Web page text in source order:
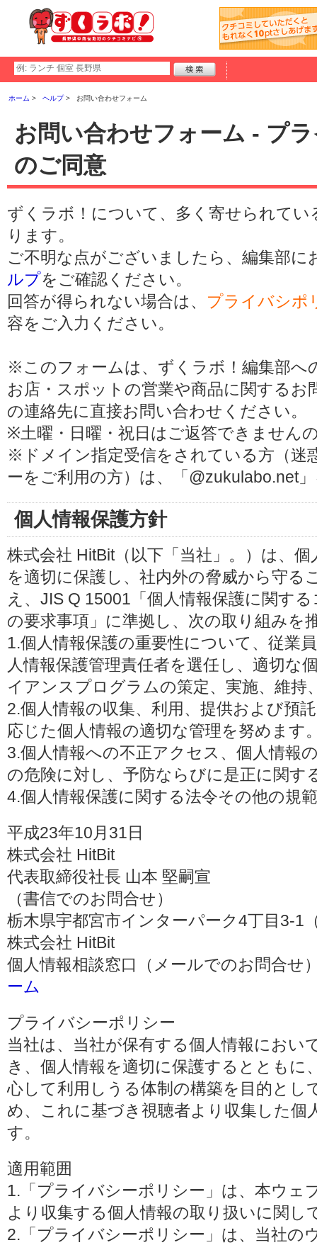
ホーム ヘルプ お問い合わせフォーム
お問い合わせフォーム - プ
のご同意
ずくラボ！について、多く寄せられてい
ります。
ご不明な点がございましたら、編集部
ルプをご確認ください。
回答が得られない場合は、 プライバシポ
容をご入力ください。
※このフォームは、ずくラボ！編集部へ
お店・スポットの営業や商品に関する
の連絡先に直接お問い合わせください。
※土曜・日曜・祝日はご返答できません
※ドメイン指定受信をされている方（迷
ーをご利用の方）は、「@zukulabo.net
個人情報保護方針
株式会社 HitBit（以下「当社」。）は、
を適切に保護し、社内外の脅威から守る
え、JIS Q 15001「個人情報保護に関す
の要求事項」に準拠し、次の取り組みを
1.個人情報保護の重要性について、従業
人情報保護管理責任者を選任し、適切な
イアンスプログラムの策定、実施、維持
2.個人情報の収集、利用、提供および預
応じた個人情報の適切な管理を努めます
3.個人情報への不正アクセス、個人情報
の危険に対し、予防ならびに是正に関す
4.個人情報保護に関する法令その他の規
平成23年10月31日
株式会社 HitBit
代表取締役社長 山本 堅嗣宣
（書信でのお問合せ）
栃木県宇都宮市インターパーク4丁目3-1
株式会社 HitBit
個人情報相談窓口（メールでのお問合せ
ーム
プライバシーポリシー
当社は、当社が保有する個人情報におい
き、個人情報を適切に保護するとともに
心して利用しうる体制の構築を目的とし
め、これに基づき視聴者より収集した個
す。
適用範囲
1.「プライバシーポリシー」は、本ウェ
より収集する個人情報の取り扱いに関し
2.「プライバシーポリシー」は、当社の